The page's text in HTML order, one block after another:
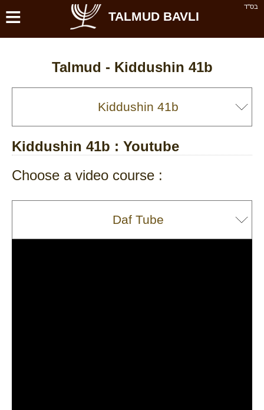
בס''ד ≡ TALMUD BAVLI
Talmud - Kiddushin 41b
Kiddushin 41b : Youtube
Choose a video course :